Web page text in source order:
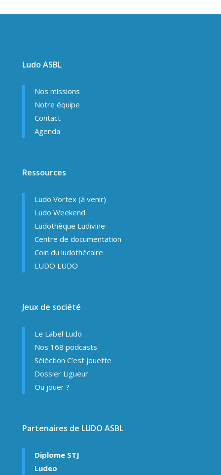
Ludo ASBL
Nos missions
Notre équipe
Contact
Agenda
Ressources
Ludo Vortex (à venir)
Ludo Weekend
Ludothèque Ludivine
Centre de documentation
Coin du ludothécaire
LUDO LUDO
Jeux de société
Le Label Ludo
Nos 168 podcasts
Séléction C’est jouette
Dossier Ligueur
Ou jouer ?
Partenaires de LUDO ASBL
Diplome STJ
Ludeo